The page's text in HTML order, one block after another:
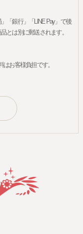
「銀行」「LINE Pay」で後
とは別に郵送されます。
お客様負担です。